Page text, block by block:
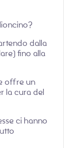
dalla
fino alla
offre un
la cura del
ci hanno